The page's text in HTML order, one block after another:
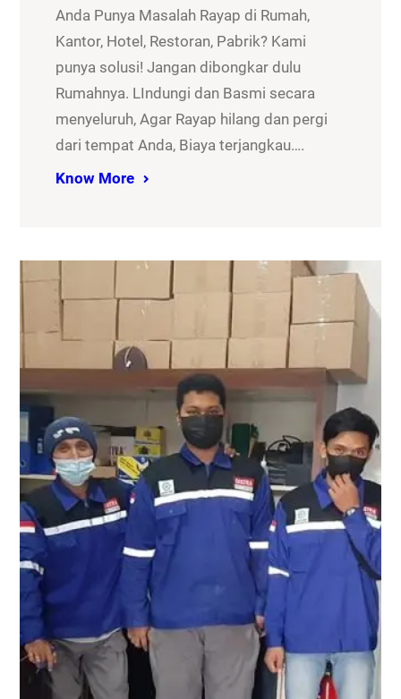
Anda Punya Masalah Rayap di Rumah,
Kantor, Hotel, Restoran, Pabrik? Kami
punya solusi! Jangan dibongkar dulu
Rumahnya. LIndungi dan Basmi secara
menyeluruh, Agar Rayap hilang dan pergi
dari tempat Anda, Biaya terjangkau….
Know More